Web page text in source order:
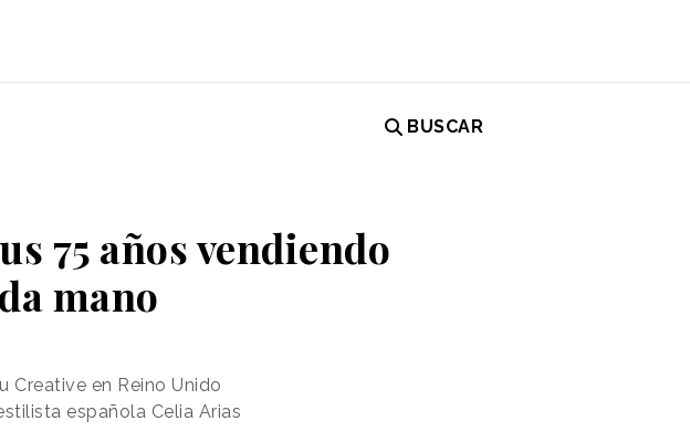
BUSCAR
75 años vendiendo
mano
Creative en Reino Unido
española Celia Arias